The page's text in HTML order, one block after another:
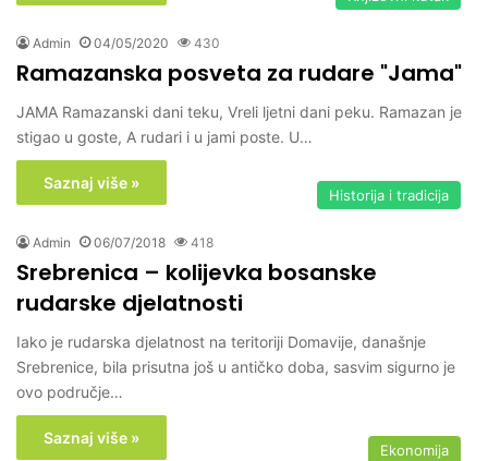
Admin 04/05/2020 430
Ramazanska posveta za rudare "Jama"
JAMA Ramazanski dani teku, Vreli ljetni dani peku. Ramazan je
stigao u goste, A rudari i u jami poste. U…
Saznaj više »
Historija i tradicija
Admin 06/07/2018 418
Srebrenica – kolijevka bosanske
rudarske djelatnosti
Iako je rudarska djelatnost na teritoriji Domavije, današnje
Srebrenice, bila prisutna još u antičko doba, sasvim sigurno je
ovo područje…
Saznaj više »
Ekonomija